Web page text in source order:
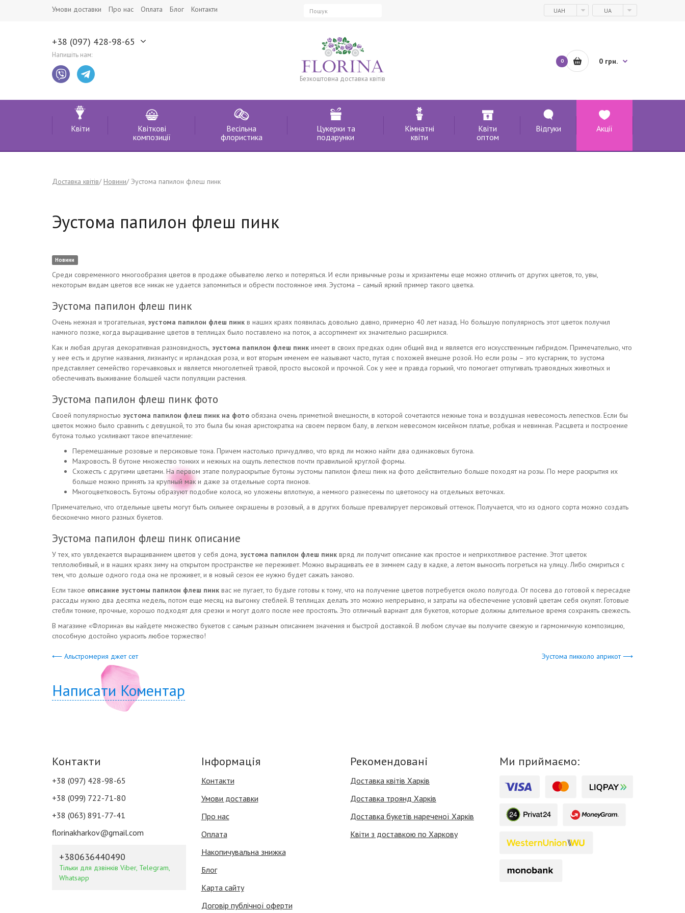
Умови доставки Про нас Оплата Блог Контакти UAH UA
+38 (097) 428-98-65
Напишіть нам:
Безкоштовна доставка квітів
0 0 грн.
Квіти
Квіткові
композиції
Весільна
флористика
Цукерки та
подарунки
Кімнатні
квіти
Квіти
оптом
Відгуки Акції
Доставка квітів Новини Эустома папилон флеш пинк
Эустома папилон флеш пинк
Новини
Среди современного многообразия цветов в продаже обывателю легко и потеряться. И если привычные розы и хризантемы еще можно отличить от других цветов, то, увы,
некоторым видам цветов все никак не удается запомниться и обрести постоянное имя. Эустома – самый яркий пример такого цветка.
Эустома папилон флеш пинк
Очень нежная и трогательная, эустома папилон флеш пинк в наших краях появилась довольно давно, примерно 40 лет назад. Но большую популярность этот цветок получил
намного позже, когда выращивание цветов в теплицах было поставлено на поток, а ассортимент их значительно расширился.
Как и любая другая декоративная разновидность, эустома папилон флеш пинк имеет в своих предках один общий вид и является его искусственным гибридом. Примечательно, что
у нее есть и другие названия, лизиантус и ирландская роза, и вот вторым именем ее называют часто, путая с похожей внешне розой. Но если розы – это кустарник, то эустома
представляет семейство горечавковых и является многолетней травой, просто высокой и прочной. Сок у нее и правда горький, что помогает отпугивать травоядных животных и
обеспечивать выживание большей части популяции растения.
Эустома папилон флеш пинк фото
Своей популярностью эустома папилон флеш пинк на фото обязана очень приметной внешности, в которой сочетаются нежные тона и воздушная невесомость лепестков. Если бы
цветок можно было сравнить с девушкой, то это была бы юная аристократка на своем первом балу, в легком невесомом кисейном платье, робкая и невинная. Расцвета и построение
бутона только усиливают такое впечатление:
Перемешанные розовые и персиковые тона. Причем настолько причудливо, что вряд ли можно найти два одинаковых бутона.
Махровость. В бутоне множество тонких и нежных на ощупь лепестков почти правильной круглой формы.
Схожесть с другими цветами. На первом этапе полураскрытые бутоны эустомы папилон флеш пинк на фото действительно больше походят на розы. По мере раскрытия их
больше можно принять за крупный мак и даже за отдельные сорта пионов.
Многоцветковость. Бутоны образуют подобие колоса, но уложены вплотную, а немного разнесены по цветоносу на отдельных веточках.
Примечательно, что отдельные цветы могут быть сильнее окрашены в розовый, а в других больше превалирует персиковый оттенок. Получается, что из одного сорта можно создать
бесконечно много разных букетов.
Эустома папилон флеш пинк описание
У тех, кто увлдекается выращиванием цветов у себя дома, эустома папилон флеш пинк вряд ли получит описание как простое и неприхотливое растение. Этот цветок
теплолюбивый, и в наших краях зиму на открытом пространстве не переживет. Можно выращивать ее в зимнем саду в кадке, а летом выносить погреться на улицу. Либо смириться с
тем, что дольше одного года она не проживет, и в новый сезон ее нужно будет сажать заново.
Если такое описание эустомы папилон флеш пинк вас не пугает, то будьте готовы к тому, что на получение цветов потребуется около полугода. От посева до готовой к пересадке
рассады нужно два десятка недель, потом еще месяц на выгонку стеблей. В теплицах делать это можно непрерывно, и затраты на обеспечение условий цветам себя окупят. Готовые
стебли тонкие, прочные, хорошо подходят для срезки и могут долго после нее простоять. Это отличный вариант для букетов, которые должны длительное время сохранять свежесть.
В магазине «Флорина» вы найдете множество букетов с самым разным описанием значения и быстрой доставкой. В любом случае вы получите свежую и гармоничную композицию,
способную достойно украсить любое торжество!
⟵ Альстромерия джет сет Эустома пикколо априкот ⟶
Написати Коментар
Контакти
+38 (097) 428-98-65
+38 (099) 722-71-80
+38 (063) 891-77-41
florinakharkov@gmail.com
+380636440490
Тільки для дзвінків Viber, Telegram,
Whatsapp
Інформація
Контакти
Умови доставки
Про нас
Оплата
Накопичувальна знижка
Блог
Карта сайту
Договір публічної оферти
Рекомендовані
Доставка квітів Харків
Доставка троянд Харків
Доставка букетів нареченої Харків
Квіти з доставкою по Харкову
Ми приймаємо: